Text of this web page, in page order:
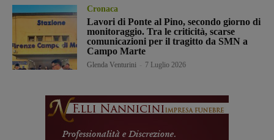
Cronaca
Lavori di Ponte al Pino, secondo giorno di
monitoraggio. Tra le criticità, scarse
comunicazioni per il tragitto da SMN a
Campo Marte
Glenda Venturini 7 Luglio 2026